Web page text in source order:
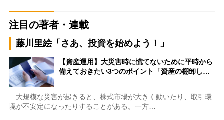
注目の著者・連載
藤川里絵「さあ、投資を始めよう！」
【資産運用】大災害時に慌てないために平時から
備えておきたい3つのポイント「資産の棚卸し…
大規模な災害が起きると、株式市場が大きく動いたり、取引環
境が不安定になったりすることがある。一方…